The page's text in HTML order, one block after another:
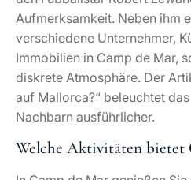
hinaus bietet die Umgebung
Wanderungen und Ausflüge
Port Andratx oder Paguera.
Ist es erlaubt, auf
schlafen?
Andratx und Camp de Mar,